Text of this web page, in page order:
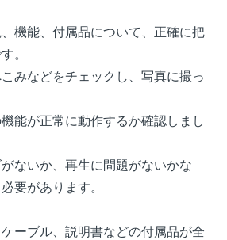
機能、付属品について、正確に把
。
みなどをチェックし、写真に撮っ
能が正常に動作するか確認しまし
ないか、再生に問題がないかな
要があります。
ーブル、説明書などの付属品が全